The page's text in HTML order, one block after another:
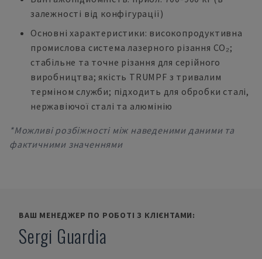
залежності від конфігурації)
Основні характеристики: високопродуктивна
промислова система лазерного різання CO₂;
стабільне та точне різання для серійного
виробництва; якість TRUMPF з тривалим
терміном служби; підходить для обробки сталі,
нержавіючої сталі та алюмінію
*Можливі розбіжності між наведеними даними та
фактичними значеннями
ВАШ МЕНЕДЖЕР ПО РОБОТІ З КЛІЄНТАМИ:
Sergi Guardia